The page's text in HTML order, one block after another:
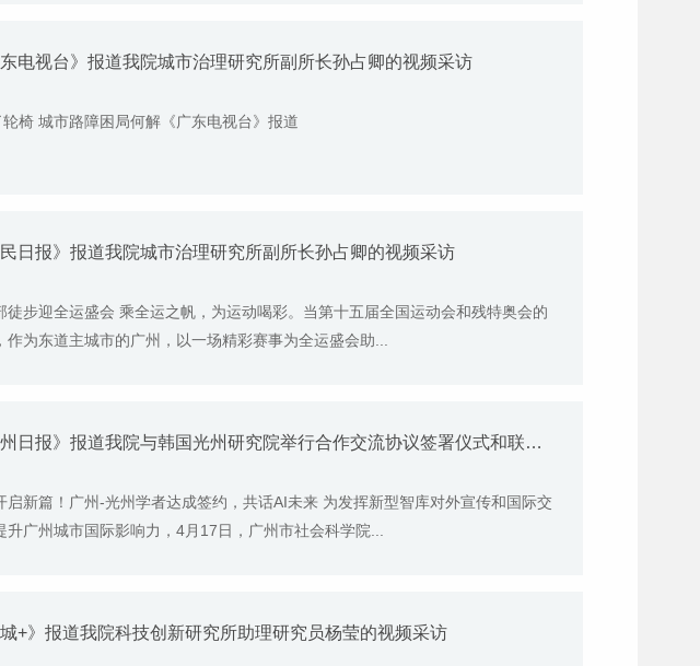
电视台》报道我院城市治理研究所副所长孙占卿的视频采访
轮椅 城市路障困局何解《广东电视台》报道
日报》报道我院城市治理研究所副所长孙占卿的视频采访
徒步迎全运盛会 乘全运之帆，为运动喝彩。当第十五届全国运动会和残特奥会的
作为东道主城市的广州，以一场精彩赛事为全运盛会助...
4月17日《广州日报》报道我院与韩国光州研究院举行合作交流协议签署仪式和联合举办“中韩智库人工智能”专题学术研讨会的视频采访
启新篇！广州-光州学者达成签约，共话AI未来 为发挥新型智库对外宣传和国际交
升广州城市国际影响力，4月17日，广州市社会科学院...
+》报道我院科技创新研究所助理研究员杨莹的视频采访